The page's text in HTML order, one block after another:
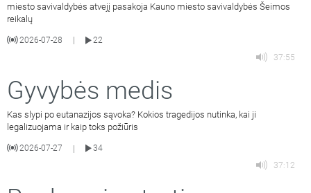
miesto savivaldybės atvejį pasakoja Kauno miesto savivaldybės Šeimos
reikalų
2026-07-28
22
37:55
Gyvybės medis
Kas slypi po eutanazijos sąvoka? Kokios tragedijos nutinka, kai ji
legalizuojama ir kaip toks požiūris
2026-07-27 |
34
37:12